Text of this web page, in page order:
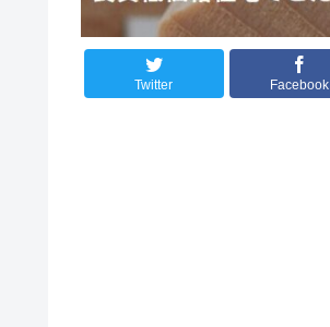
Twitter Facebook